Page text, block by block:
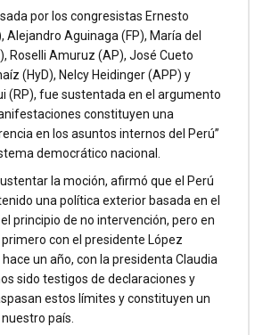
por los congresistas Ernesto
Alejandro Aguinaga (FP), María del
Roselli Amuruz (AP), José Cueto
(HyD), Nelcy Heidinger (APP) y
(RP), fue sustentada en el argumento
constituyen una
en los asuntos internos del Perú”
democrático nacional.
la moción, afirmó que el Perú
una política exterior basada en el
principio de no intervención, pero en
con el presidente López
un año, con la presidenta Claudia
sido testigos de declaraciones y
estos límites y constituyen un
país.